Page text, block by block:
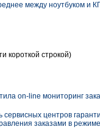
между ноутбуком и
короткой строкой)
on-line мониторинг
центров
заказами в